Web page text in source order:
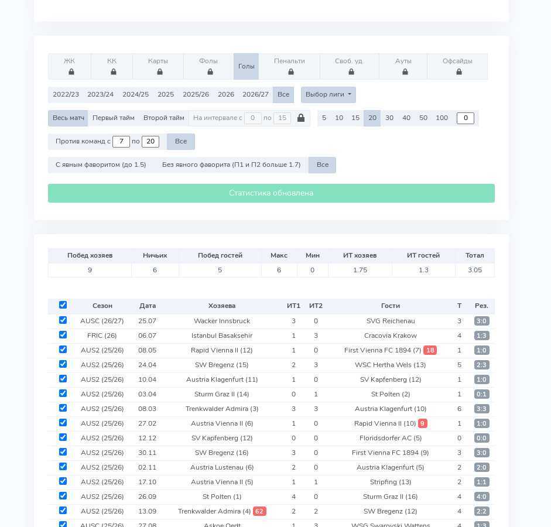
ЖК КК Карты Фолы
Голы
Пенальти Своб. уд. Ауты Офсайды
2022/23 2023/24 2024/25 2025 2025/26 2026 2026/27 Все Выбор лиги
Весь матч Первый тайм Второй тайм На интервале с по 5 10 15 20 30 40 50 100
Против команд с по Все
С явным фаворитом (до 1.5) Без явного фаворита (П1 и П2 больше 1.7) Все
Статистика обновлена
Побед хозяев Ничьих Побед гостей Макс Мин ИТ хозяев ИТ гостей
Тотал
9
6 5 6 0 1.75 1.3 3.05
Сезон Дата Хозяева ИТ1 ИТ2 Гости Т
Рез.
AUSC (26/27)
25.07 Wacker Innsbruck 3 0 SVG Reichenau 3 3:0
FRIC (26) 06.07 Istanbul Basaksehir 1 3 Cracovia Krakow 4 1:3
AUS2 (25/26) 08.05 Rapid Vienna II (12) 1 0 First Vienna FC 1894 (7) 18 1 1:0
AUS2 (25/26) 24.04 SW Bregenz (15) 2 3 WSC Hertha Wels (13) 5 2:3
AUS2 (25/26) 10.04 Austria Klagenfurt (11) 1 0 SV Kapfenberg (12) 1 1:0
AUS2 (25/26) 03.04 Sturm Graz II (14) 0 1 St Polten (2) 1 0:1
AUS2 (25/26) 08.03 Trenkwalder Admira (3) 3 3 Austria Klagenfurt (10) 6 3:3
AUS2 (25/26) 27.02 Austria Vienna II (6) 1 0 Rapid Vienna II (10) 9 1 1:0
AUS2 (25/26) 12.12 SV Kapfenberg (12) 0 0 Floridsdorfer AC (5) 0 0:0
AUS2 (25/26) 30.11 SW Bregenz (16) 3 0 First Vienna FC 1894 (9) 3 3:0
AUS2 (25/26) 02.11 Austria Lustenau (6) 2 0 Austria Klagenfurt (5) 2 2:0
AUS2 (25/26) 17.10 Austria Vienna II (5) 1 1 Stripfing (13) 2 1:1
AUS2 (25/26) 26.09 St Polten (1) 4 0 Sturm Graz II (16) 4 4:0
AUS2 (25/26) 13.09 Trenkwalder Admira (4) 62 2 2 SW Bregenz (12) 4 2:2